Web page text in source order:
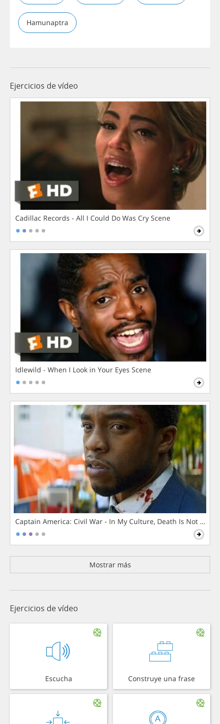
Hamunaptra
Ejercicios de vídeo
Cadillac Records - All I Could Do Was Cry Scene
Idlewild - When I Look in Your Eyes Scene
Captain America: Civil War - In My Culture, Death Is Not The
Mostrar más
Ejercicios de vídeo
Escucha Construye una frase